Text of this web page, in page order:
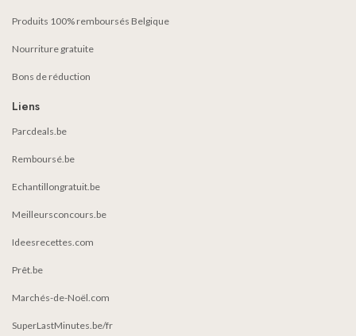
Produits 100% remboursés Belgique
Nourriture gratuite
Bons de réduction
Liens
Parcdeals.be
Remboursé.be
Echantillongratuit.be
Meilleursconcours.be
Ideesrecettes.com
Prêt.be
Marchés-de-Noël.com
SuperLastMinutes.be/fr